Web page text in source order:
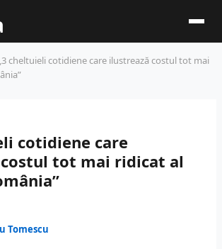
cheltuieli cotidiene care ilustrează costul tot mai
cotidiene care
tot mai ridicat al
Tomescu